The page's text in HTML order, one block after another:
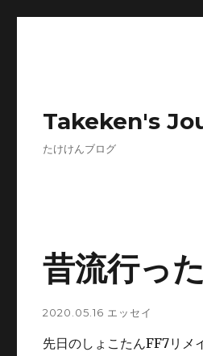
Takeken's
たけけんブログ
昔流行っ
2020.05.16 エッセイ
先日のしょこたんFF7リメ